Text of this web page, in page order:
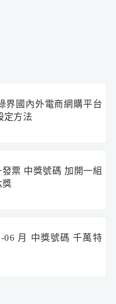
界國內外電商網購平台
定方法
票 中獎號碼 加開一組
獎
06 月 中獎號碼 千萬特